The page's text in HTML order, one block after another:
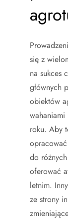
się z
na sukces
głównych
obiektów
roku. Aby
do
oferować
letnim.
ze strony